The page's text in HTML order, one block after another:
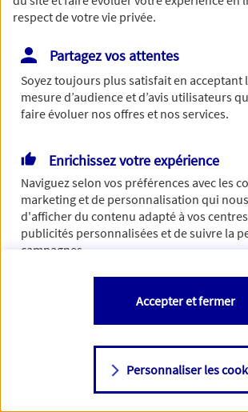
Toutes nos excuses, une erreur
de traiter votre demande. N'hésitez pas
formulaire dans quelques
Si besoin, vous pouvez nous joindre via
contact.
> Nous contacter
respect de votre vie privée.
Partagez vos attentes
Soyez toujours plus satisfait en acceptant
mesure d’audience et d’avis utilisateurs
faire évoluer nos offres et nos services.
Enrichissez votre expérience
Naviguez selon vos préférences avec les
marketing et de personnalisation qui
d'afficher du contenu adapté à vos
publicités personnalisées et de suivre la
campagnes.
Vous êtes libre de les accepter, de les
changer d'avis à tout moment en allant sur
Consulter notre politique decookies
Personnaliser les
Accepter et fermer